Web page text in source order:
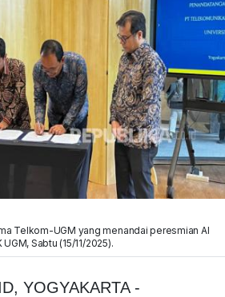
Telkom-UGM yang menandai peresmian AI
Sabtu (15/11/2025).
YOGYAKARTA -